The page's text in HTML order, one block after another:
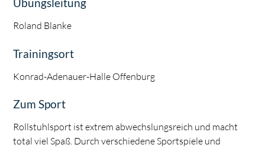
Übungsleitung
Roland Blanke
Trainingsort
Konrad-Adenauer-Halle Offenburg
Zum Sport
Rollstuhlsport ist extrem abwechslungsreich und macht
total viel Spaß. Durch verschiedene Sportspiele und